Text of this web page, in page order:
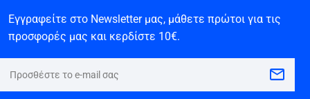
Εγγραφείτε στο Newsletter μας, μάθετε πρώτοι για τις
προσφορές μας και κερδίστε 10€.